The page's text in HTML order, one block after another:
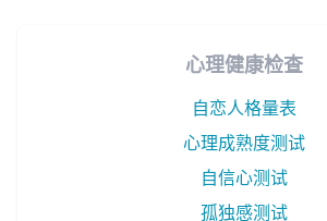
心理健康检查
自恋人格量表
心理成熟度测试
自信心测试
孤独感测试